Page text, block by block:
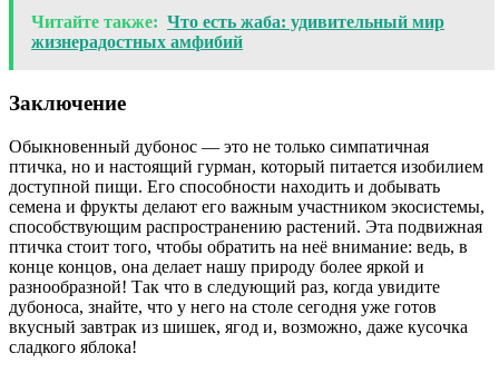
Читайте также: Что есть жаба: удивительный мир
жизнерадостных амфибий
Заключение
Обыкновенный дубонос — это не только симпатичная
птичка, но и настоящий гурман, который питается изобилием
доступной пищи. Его способности находить и добывать
семена и фрукты делают его важным участником экосистемы,
способствующим распространению растений. Эта подвижная
птичка стоит того, чтобы обратить на неё внимание: ведь, в
конце концов, она делает нашу природу более яркой и
разнообразной! Так что в следующий раз, когда увидите
дубоноса, знайте, что у него на столе сегодня уже готов
вкусный завтрак из шишек, ягод и, возможно, даже кусочка
сладкого яблока!